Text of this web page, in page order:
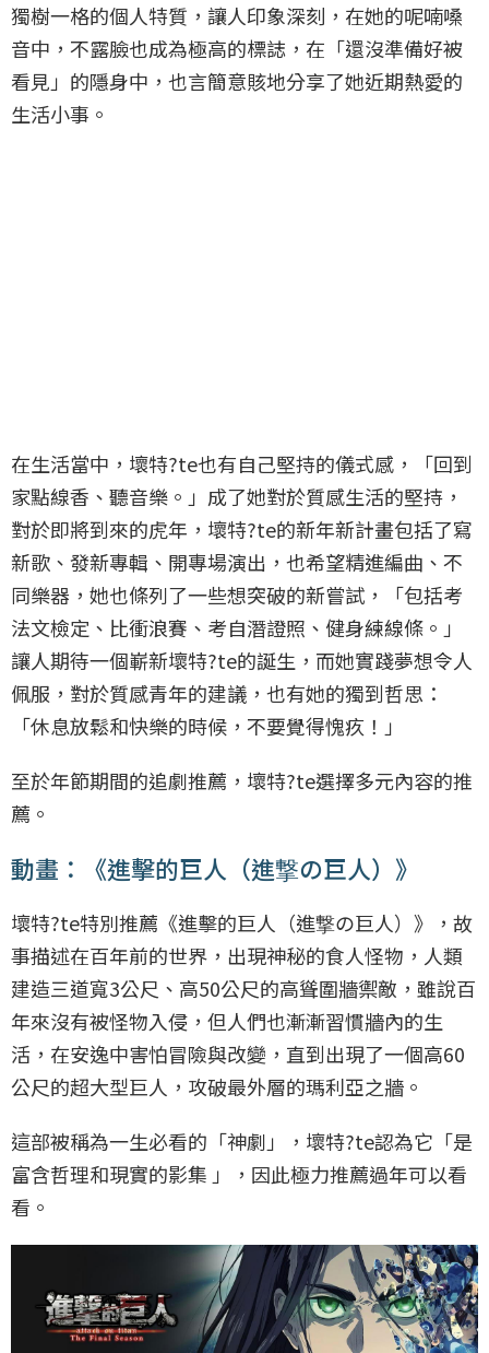
獨樹一格的個人特質，讓人印象深刻，在她的呢喃嗓
音中，不露臉也成為極高的標誌，在「還沒準備好被
看見」的隱身中，也言簡意賅地分享了她近期熱愛的
生活小事。
在生活當中，壞特?te也有自己堅持的儀式感，「回到
家點線香、聽音樂。」成了她對於質感生活的堅持，
對於即將到來的虎年，壞特?te的新年新計畫包括了寫
新歌、發新專輯、開專場演出，也希望精進編曲、不
同樂器，她也條列了一些想突破的新嘗試，「包括考
法文檢定、比衝浪賽、考自潛證照、健身練線條。」
讓人期待一個嶄新壞特?te的誕生，而她實踐夢想令人
佩服，對於質感青年的建議，也有她的獨到哲思：
「休息放鬆和快樂的時候，不要覺得愧疚！」
至於年節期間的追劇推薦，壞特?te選擇多元內容的推
薦。
動畫：《進擊的巨人（進撃の巨人）》
壞特?te特別推薦《進擊的巨人（進撃の巨人）》，故
事描述在百年前的世界，出現神秘的食人怪物，人類
建造三道寬3公尺、高50公尺的高聳圍牆禦敵，雖說百
年來沒有被怪物入侵，但人們也漸漸習慣牆內的生
活，在安逸中害怕冒險與改變，直到出現了一個高60
公尺的超大型巨人，攻破最外層的瑪利亞之牆。
這部被稱為一生必看的「神劇」，壞特?te認為它「是
富含哲理和現實的影集 」，因此極力推薦過年可以看
看。